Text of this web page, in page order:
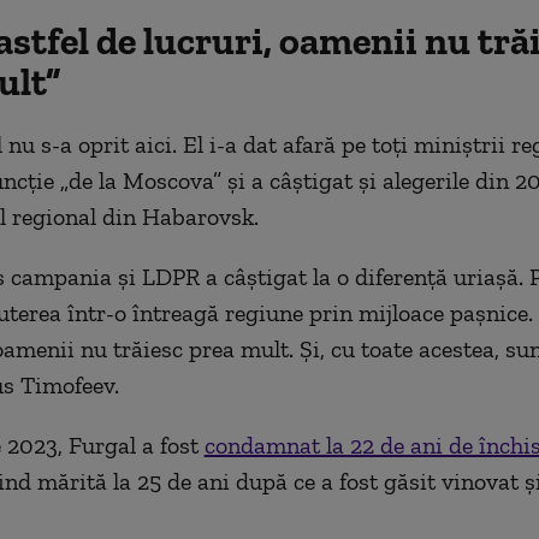
de lucruri, oamenii nu
nu s-a oprit aici. El i-a dat afară pe toți miniștrii
„de la Moscova” și a câștigat și alegerile din
regional din Habarovsk.
campania și LDPR a câștigat la o diferență uriașă.
într-o întreagă regiune prin mijloace pașnice.
nu trăiesc prea mult. Și, cu toate acestea,
Timofeev.
Furgal a fost condamnat la 22 de ani de
mărită la 25 de ani după ce a fost găsit vinovat